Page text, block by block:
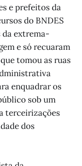
e prefeitos da
do BNDES
da extrema-
e só recuaram
tomou as ruas
enquadrar os
sob um
terceirizações
dos